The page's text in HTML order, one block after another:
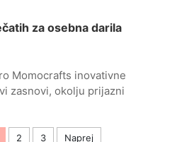
za osebna darila
Momocrafts inovativne
zasnovi, okolju prijazni
2 3 Naprej